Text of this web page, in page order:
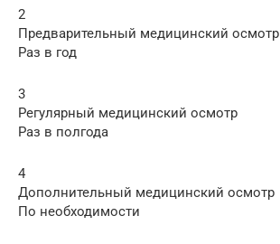
2
Предварительный медицинский осмотр
Раз в год
3
Регулярный медицинский осмотр
Раз в полгода
4
Дополнительный медицинский осмотр
По необходимости